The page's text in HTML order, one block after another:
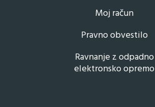
Moj račun
Pravno obvestilo
Ravnanje z odpadno
elektronsko opremo